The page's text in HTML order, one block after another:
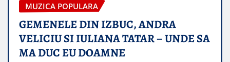
MUZICA POPULARA
GEMENELE DIN IZBUC, ANDRA
VELICIU SI IULIANA TATAR – UNDE SA
MA DUC EU DOAMNE